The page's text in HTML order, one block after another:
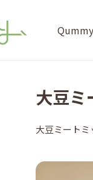
大豆
大豆ミートミ